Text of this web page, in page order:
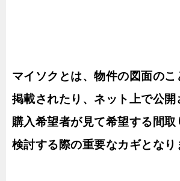
マイソクとは、物件の図面のこ
掲載されたり、ネット上で公開
購入希望者が見て希望する間取
検討する際の重要なカギとなり